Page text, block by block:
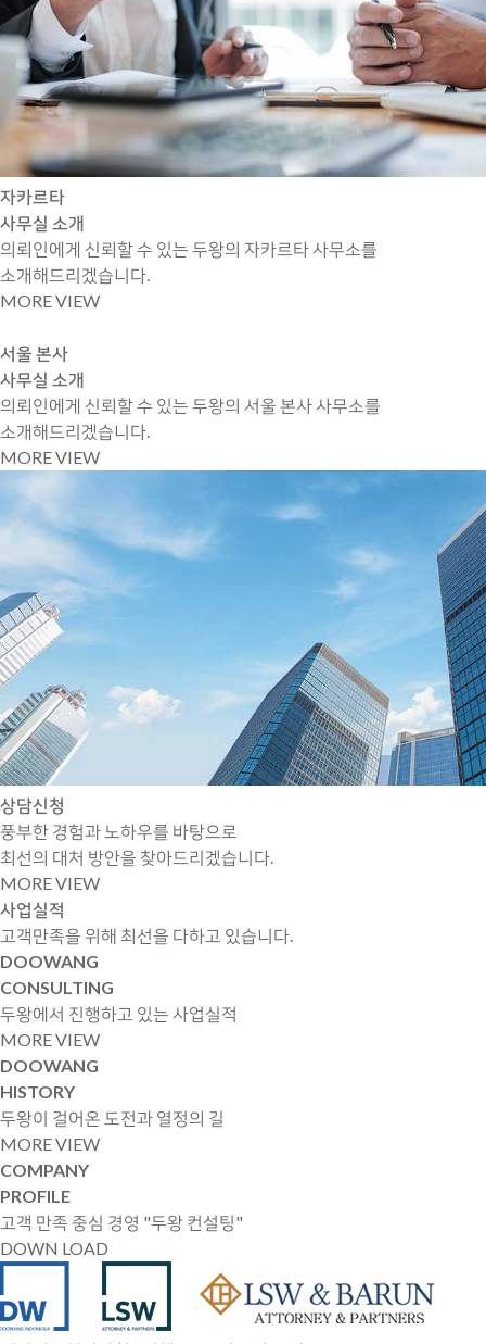
자카르타
사무실 소개
의뢰인에게 신뢰할 수 있는 두왕의 자카르타 사무소를
소개해드리겠습니다.
MORE VIEW
서울 본사
사무실 소개
의뢰인에게 신뢰할 수 있는 두왕의 서울 본사 사무소를
소개해드리겠습니다.
MORE VIEW
상담신청
풍부한 경험과 노하우를 바탕으로
최선의 대처 방안을 찾아드리겠습니다.
MORE VIEW
사업실적
고객만족을 위해 최선을 다하고 있습니다.
DOOWANG
CONSULTING
두왕에서 진행하고 있는 사업실적
MORE VIEW
DOOWANG
HISTORY
두왕이 걸어온 도전과 열정의 길
MORE VIEW
COMPANY
PROFILE
고객 만족 중심 경영 "두왕 컨설팅"
DOWN LOAD